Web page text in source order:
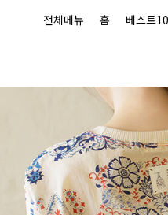
전체메뉴 홈 베스트